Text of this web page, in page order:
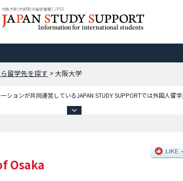
大阪大学(大学院)の留学情報 | JPSS
留学先を探す > 大阪大学
ョンが共同運営しているJAPAN STUDY SUPPORTでは外国人留
研究科や法学研究科や経済学研究科や医学系研究科や歯学研究科
Osaka